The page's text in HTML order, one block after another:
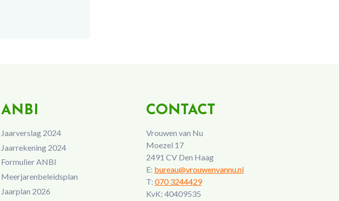
ANBI
Jaarverslag 2024
Jaarrekening 2024
Formulier ANBI
Meerjarenbeleidsplan
Jaarplan 2026
CONTACT
Vrouwen van Nu
Moezel 17
2491 CV Den Haag
E: bureau@vrouwenvannu.nl
T: 070 3244429
KvK: 40409535